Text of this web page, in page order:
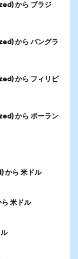
から ブラジ
から バングラ
から フィリピ
から ポーラン
から 米ドル
米ドル